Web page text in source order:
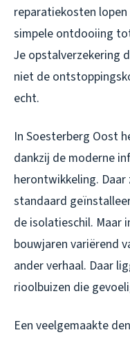
reparatiekosten
simpele ontdooiing
Je opstalverzekering
niet de
echt.
In Soesterberg Oost
dankzij de moderne
herontwikkeling.
standaard
de isolatieschil. Maar
bouwjaren variërend
ander verhaal. Daar
rioolbuizen die
Een veelgemaakte